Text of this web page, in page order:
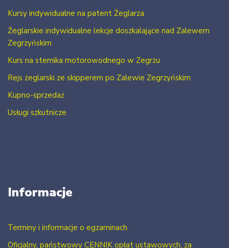
Kursy indywidualne na patent Żeglarza
Żeglarskie indywidualne lekcje doszkalające nad Zalewem
Zegrzyńskim
Kurs na sternika motorowodnego w Zegrzu
Rejs żeglarski ze skipperem po Zalewie Zegrzyńskim
Kupno-sprzedaż
Usługi szkutnicze
Informacje
Terminy i informacje o egzaminach.
Oficjalny, państwowy CENNIK opłat ustawowych, za